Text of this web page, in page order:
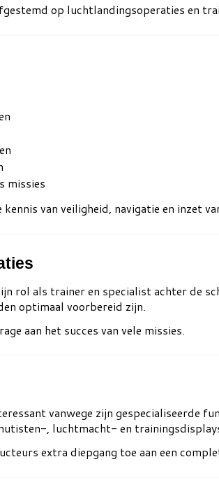
op luchtlandingsoperaties en
missies
van veiligheid, navigatie en inzet
rol als trainer en specialist achter de
optimaal voorbereid zijn.
aan het succes van vele missies.
vanwege zijn gespecialiseerde
, luchtmacht- en
extra diepgang toe aan een